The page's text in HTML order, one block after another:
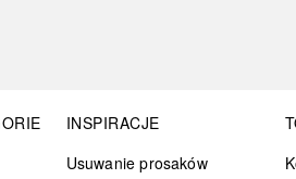
INSPIRACJE
Usuwanie prosaków